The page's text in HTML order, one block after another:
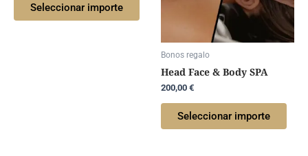
Seleccionar importe
Bonos regalo
Head Face & Body SPA
200,00 €
Seleccionar importe